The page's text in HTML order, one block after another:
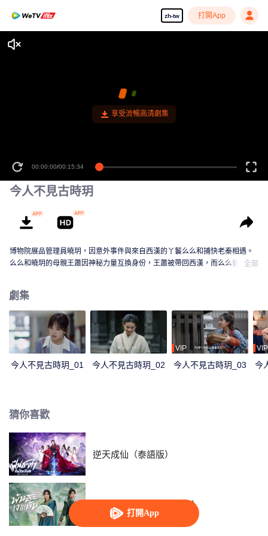
zh-tw 打開App
打開App
享受流暢高清劇集
00:00:00/00:15:34
今人不見古時玥
博物院展品管理員曉玥，因意外事件與來自西漢的丫鬟么么和捕快老秦相遇。
么么和曉玥的母親王蕭因神秘力量互換身份，王蕭被帶回西漢，而么么留在現
全部
劇集
今人不見古時玥_01 今人不見古時玥_02
VIP
今人不見古時玥_03
VIP
今
猜你喜歡
逆天成仙（泰語版）
將軍家的小兒子（泰語版）